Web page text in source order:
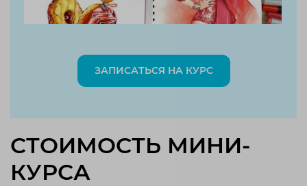
ЗАПИСАТЬСЯ НА КУРС
СТОИМОСТЬ МИНИ-
КУРСА